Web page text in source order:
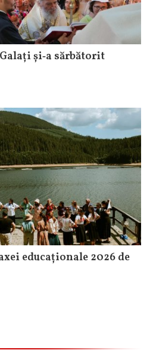
și‑a sărbătorit
educaționale 2026 de